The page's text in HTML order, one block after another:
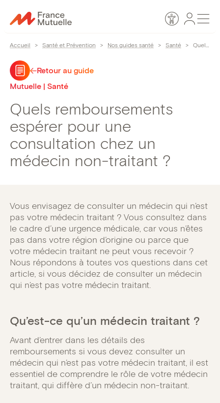
au
Accessibilité
Espace
Accueil > Santé et Prévention > Nos guides santé > Santé > Quels remboursements espérer pour une consultation chez un médecin non-traitant ?
Retour au guide
Mutuelle | Santé
Quels remboursements
espérer pour une
consultation chez un
médecin non-traitant ?
Vous envisagez de consulter un médecin qui n’est
pas votre médecin traitant ? Vous consultez dans
le cadre d’une urgence médicale, car vous n’êtes
pas dans votre région d’origine ou parce que
votre médecin traitant ne peut vous recevoir ?
Nous répondons à toutes vos questions dans cet
article, si vous décidez de consulter un médecin
qui n’est pas votre médecin traitant.
Qu’est-ce qu’un médecin traitant ?
Avant d’entrer dans les détails des
remboursements si vous devez consulter un
médecin qui n’est pas votre médecin traitant, il est
essentiel de comprendre le rôle de votre médecin
traitant, qui diffère d’un médecin non-traitant.